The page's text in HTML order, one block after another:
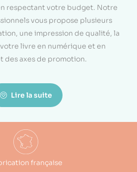
respectant votre budget. Notre
vous propose plusieurs
une impression de qualité, la
livre en numérique et en
des axes de promotion.
Lire la suite
française